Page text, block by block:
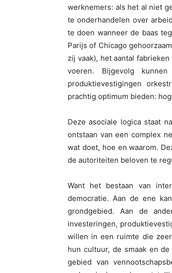
werknemers: als het al niet
te onderhandelen over
te doen wanneer de baas
Parijs of Chicago
zij vaak), het aantal
voeren. Bijgevolg
produktievestigingen
prachtig optimum bieden:
Deze asociale logica staat
ontstaan van een complex
wat doet, hoe en waarom.
de autoriteiten beloven te
Want het bestaan van
democratie. Aan de ene
grondgebied. Aan de
investeringen,
willen in een ruimte die
hun cultuur, de smaak en
gebied van